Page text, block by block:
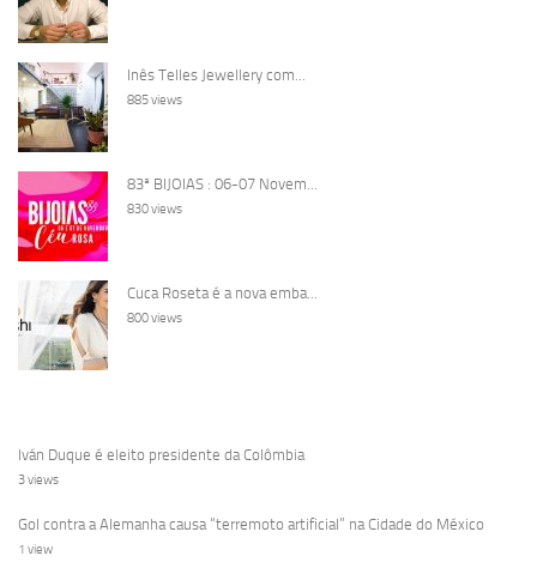
Inês Telles Jewellery com...
885 views
83ª BIJOIAS : 06-07 Novem...
830 views
Cuca Roseta é a nova emba...
800 views
Iván Duque é eleito presidente da Colômbia
3 views
Gol contra a Alemanha causa “terremoto artificial” na Cidade do México
1 view